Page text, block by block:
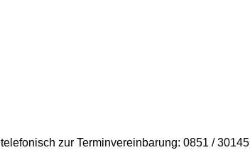
zur Terminvereinbarung: 0851 / 30145